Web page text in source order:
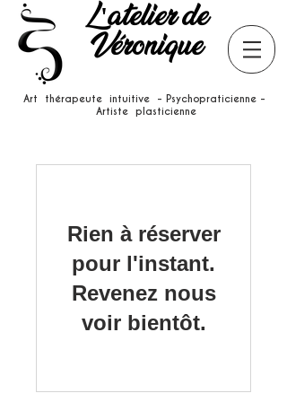
L'atelier de
Véronique
Art thérapeute intuitive - Psychopraticienne -
Artiste plasticienne
Rien à réserver
pour l'instant.
Revenez nous
voir bientôt.